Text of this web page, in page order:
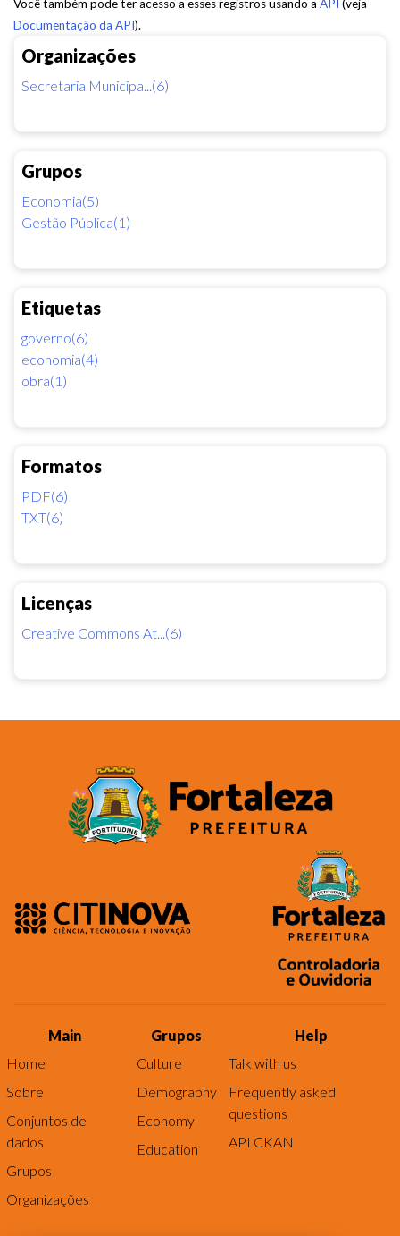
Organizações
Secretaria Municipa...(6)
Grupos
Economia(5)
Gestão Pública(1)
Etiquetas
governo(6)
economia(4)
obra(1)
Formatos
PDF(6)
TXT(6)
Licenças
Creative Commons At...(6)
Você também pode ter acesso a esses registros usando a API (veja
Documentação da API).
Main
Home
Sobre
Conjuntos de
dados
Grupos
Organizações
Grupos
Culture
Demography
Economy
Education
Help
Talk with us
Frequently asked
questions
API CKAN